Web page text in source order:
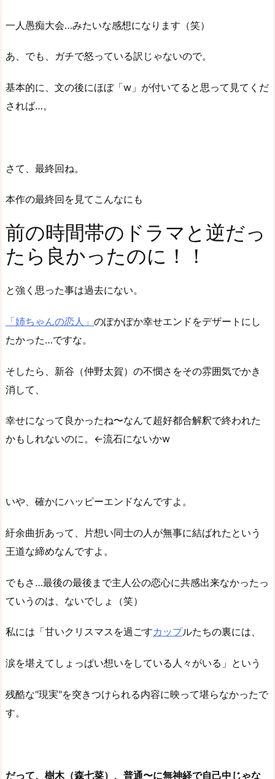
一人愚痴大会…みたいな感想になります（笑）
あ、でも、ガチで怒っている訳じゃないので。
基本的に、文の後にほぼ「w」が付いてると思って見てくだ
されば…。
さて、最終回ね。
本作の最終回を見てこんなにも
前の時間帯のドラマと逆だっ
たら良かったのに！！
と強く思った事は過去にない。
「姉ちゃんの恋人」 のぽかぽか幸せエンドをデザートにし
たかった…ですな。
そしたら、新谷（仲野太賀）の不憫さをその雰囲気でかき
消して、
幸せになって良かったね〜なんて超好都合解釈で終われた
かもしれないのに。←流石にないかw
いや、確かにハッピーエンドなんですよ。
紆余曲折あって、片想い同士の人が無事に結ばれたという
王道な締めなんですよ。
でもさ…最後の最後まで主人公の恋心に共感出来なかったっ
ていうのは、ないでしょ（笑）
私には「甘いクリスマスを過ごすカップルたちの裏には、
涙を堪えてしょっぱい想いをしている人々がいる」という
残酷な"現実"を突きつけられる内容に映って堪らなかったで
す。
だって、樹木（森七菜）、普通〜に無神経で自己中じゃな